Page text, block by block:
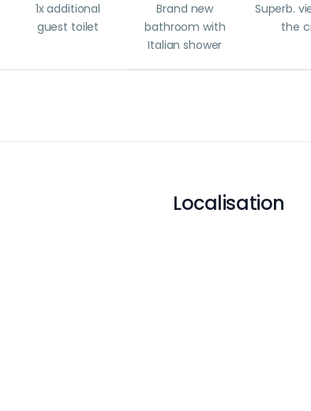
1x additional
guest toilet
Brand new
bathroom with
Italian shower
Superb.
the
Localisation